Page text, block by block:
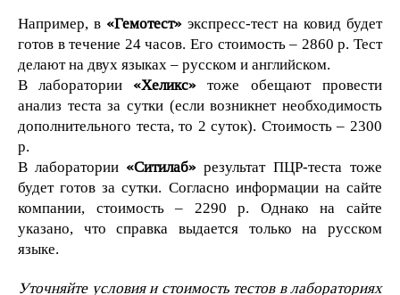
Например, в «Гемотест» экспресс-тест на ковид будет
готов в течение 24 часов. Его стоимость – 2860 р. Тест
делают на двух языках – русском и английском.
В лаборатории «Хеликс» тоже обещают провести
анализ теста за сутки (если возникнет необходимость
дополнительного теста, то 2 суток). Стоимость – 2300
р.
В лаборатории «Ситилаб» результат ПЦР-теста тоже
будет готов за сутки. Согласно информации на сайте
компании, стоимость – 2290 р. Однако на сайте
указано, что справка выдается только на русском
языке.
Уточняйте условия и стоимость тестов в лабораториях